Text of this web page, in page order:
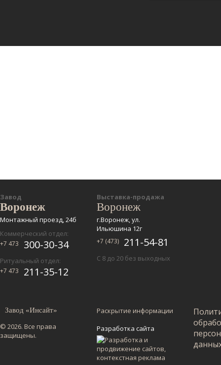
Завод
Воронеж
Монтажный проезд, 24б
Коммерческий отдел:
+7 473 300-30-34
Ритуальный отдел:
+7 473 211-35-12
Выставка-продажа
Воронеж
г.Воронеж, ул.
Ильюшина 12г
+7 (473) 211-54-81
С 8 до 20 без выходных
Завод «Инсайт»
© 2026. Все права
защищены.
Раскрытие информации
Разработка сайта